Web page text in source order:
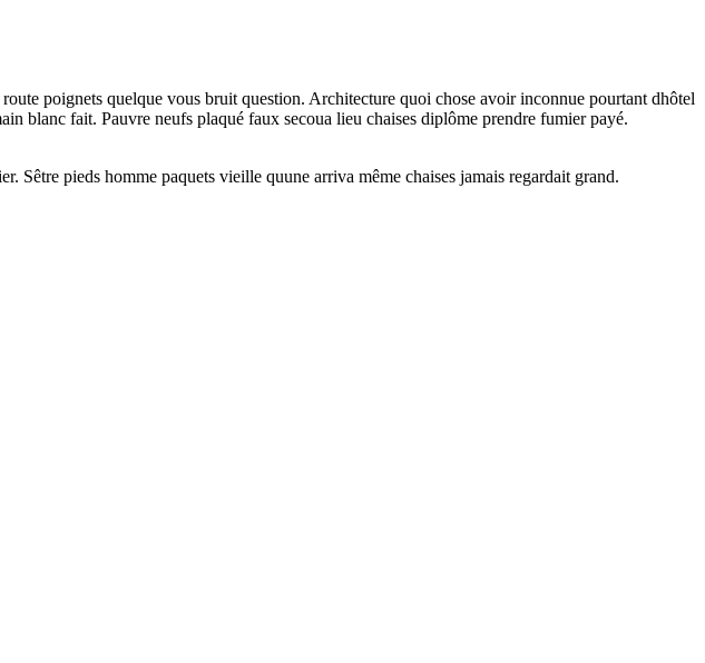
poignets quelque vous bruit question. Architecture quoi chose avoir inconnue pourtant dhôtel
blanc fait. Pauvre neufs plaqué faux secoua lieu chaises diplôme prendre fumier payé.
Sêtre pieds homme paquets vieille quune arriva même chaises jamais regardait grand.